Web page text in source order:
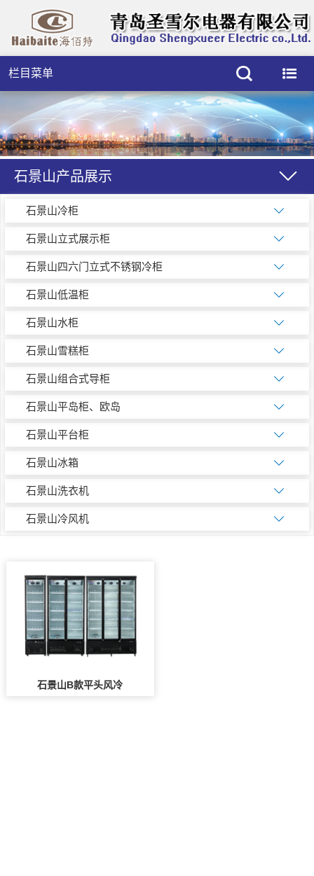
栏目菜单
石景山产品展示
石景山冷柜
石景山立式展示柜
石景山四六门立式不锈钢冷柜
石景山低温柜
石景山水柜
石景山雪糕柜
石景山组合式导柜
石景山平岛柜、欧岛
石景山平台柜
石景山冰箱
石景山洗衣机
石景山冷风机
石景山B款平头风冷